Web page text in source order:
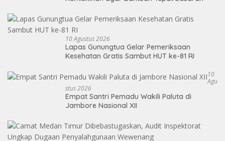
10 Agustus 2026
Lapas Gunungtua Gelar Pemeriksaan
Kesehatan Gratis Sambut HUT ke-81 RI
10
Agu
Stus 2026
Empat Santri Pemadu Wakili Paluta di
Jambore Nasional XII